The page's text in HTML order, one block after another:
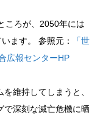
ころが、2050年には
ます。 参照元：
「世
広報センターHP
維持してしまうと、
で深刻な滅亡危機に晒